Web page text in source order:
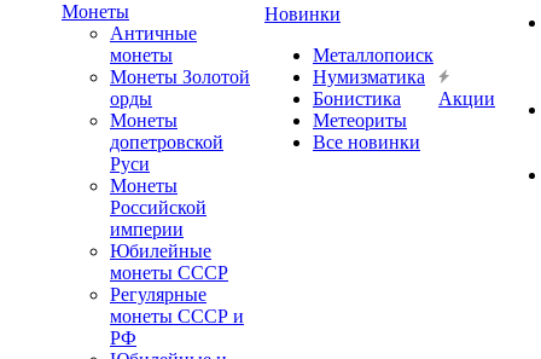
Монеты
Античные
монеты
Монеты Золотой
орды
Монеты
допетровской
Руси
Монеты
Российской
империи
Юбилейные
монеты СССР
Регулярные
монеты СССР и
РФ
Новинки
Металлопоиск
Нумизматика
Бонистика
Метеориты
Все новинки
Акции